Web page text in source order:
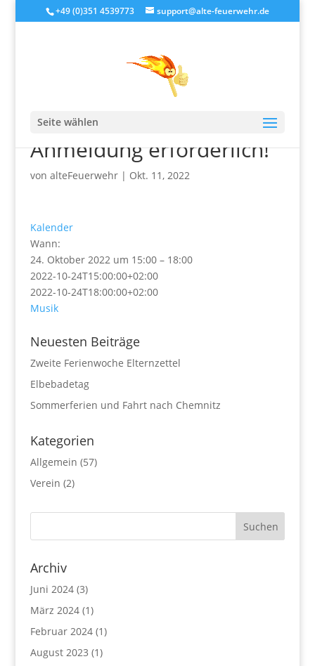
+49 (0)351 4539773 support@alte-feuerwehr.de
Seite wählen
Einsteigerkurs-
Anmeldung erforderlich!
von alteFeuerwehr| Okt. 11, 2022
Kalender
Wann:
24. Oktober 2022 um 15:00 – 18:00
2022-10-24T15:00:00+02:00
2022-10-24T18:00:00+02:00
Musik
Neuesten Beiträge
Zweite Ferienwoche Elternzettel
Elbebadetag
Sommerferien und Fahrt nach Chemnitz
Kategorien
Allgemein (57)
Verein (2)
Archiv
Juni 2024(3)
März 2024(1)
Februar 2024(1)
August 2023 (1)